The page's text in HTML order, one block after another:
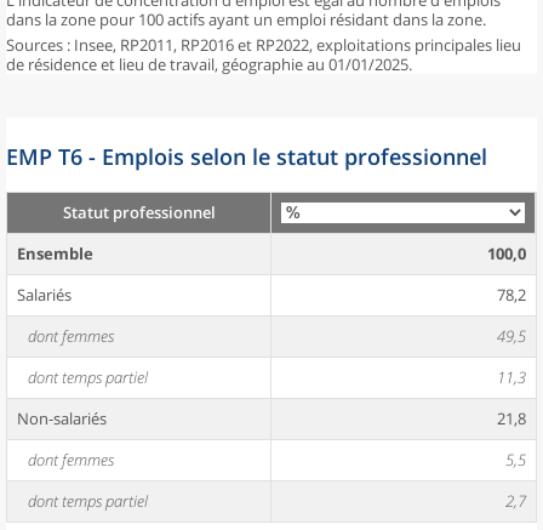
dans la zone pour 100 actifs ayant un emploi résidant dans la zone.
Sources : Insee, RP2011, RP2016 et RP2022, exploitations principales lieu
de résidence et lieu de travail, géographie au 01/01/2025.
EMP T6 - Emplois selon le statut professionnel
Statut professionnel
Ensemble
100,0
Salariés
78,2
dont femmes
49,5
dont temps partiel
11,3
Non-salariés
21,8
dont femmes
5,5
dont temps partiel
2,7